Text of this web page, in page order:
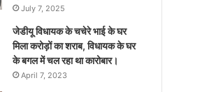
July 7, 2025
जेडीयू विधायक के चचेरे भाई के घर
मिला करोड़ों का शराब, विधायक के घर
के बगल में चल रहा था कारोबार।
April 7, 2023